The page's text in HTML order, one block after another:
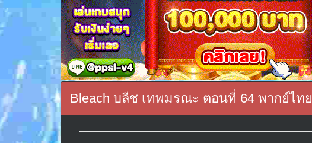
Bleach บลีช เทพมรณะ ตอนที่ 64 พากย์ไทย